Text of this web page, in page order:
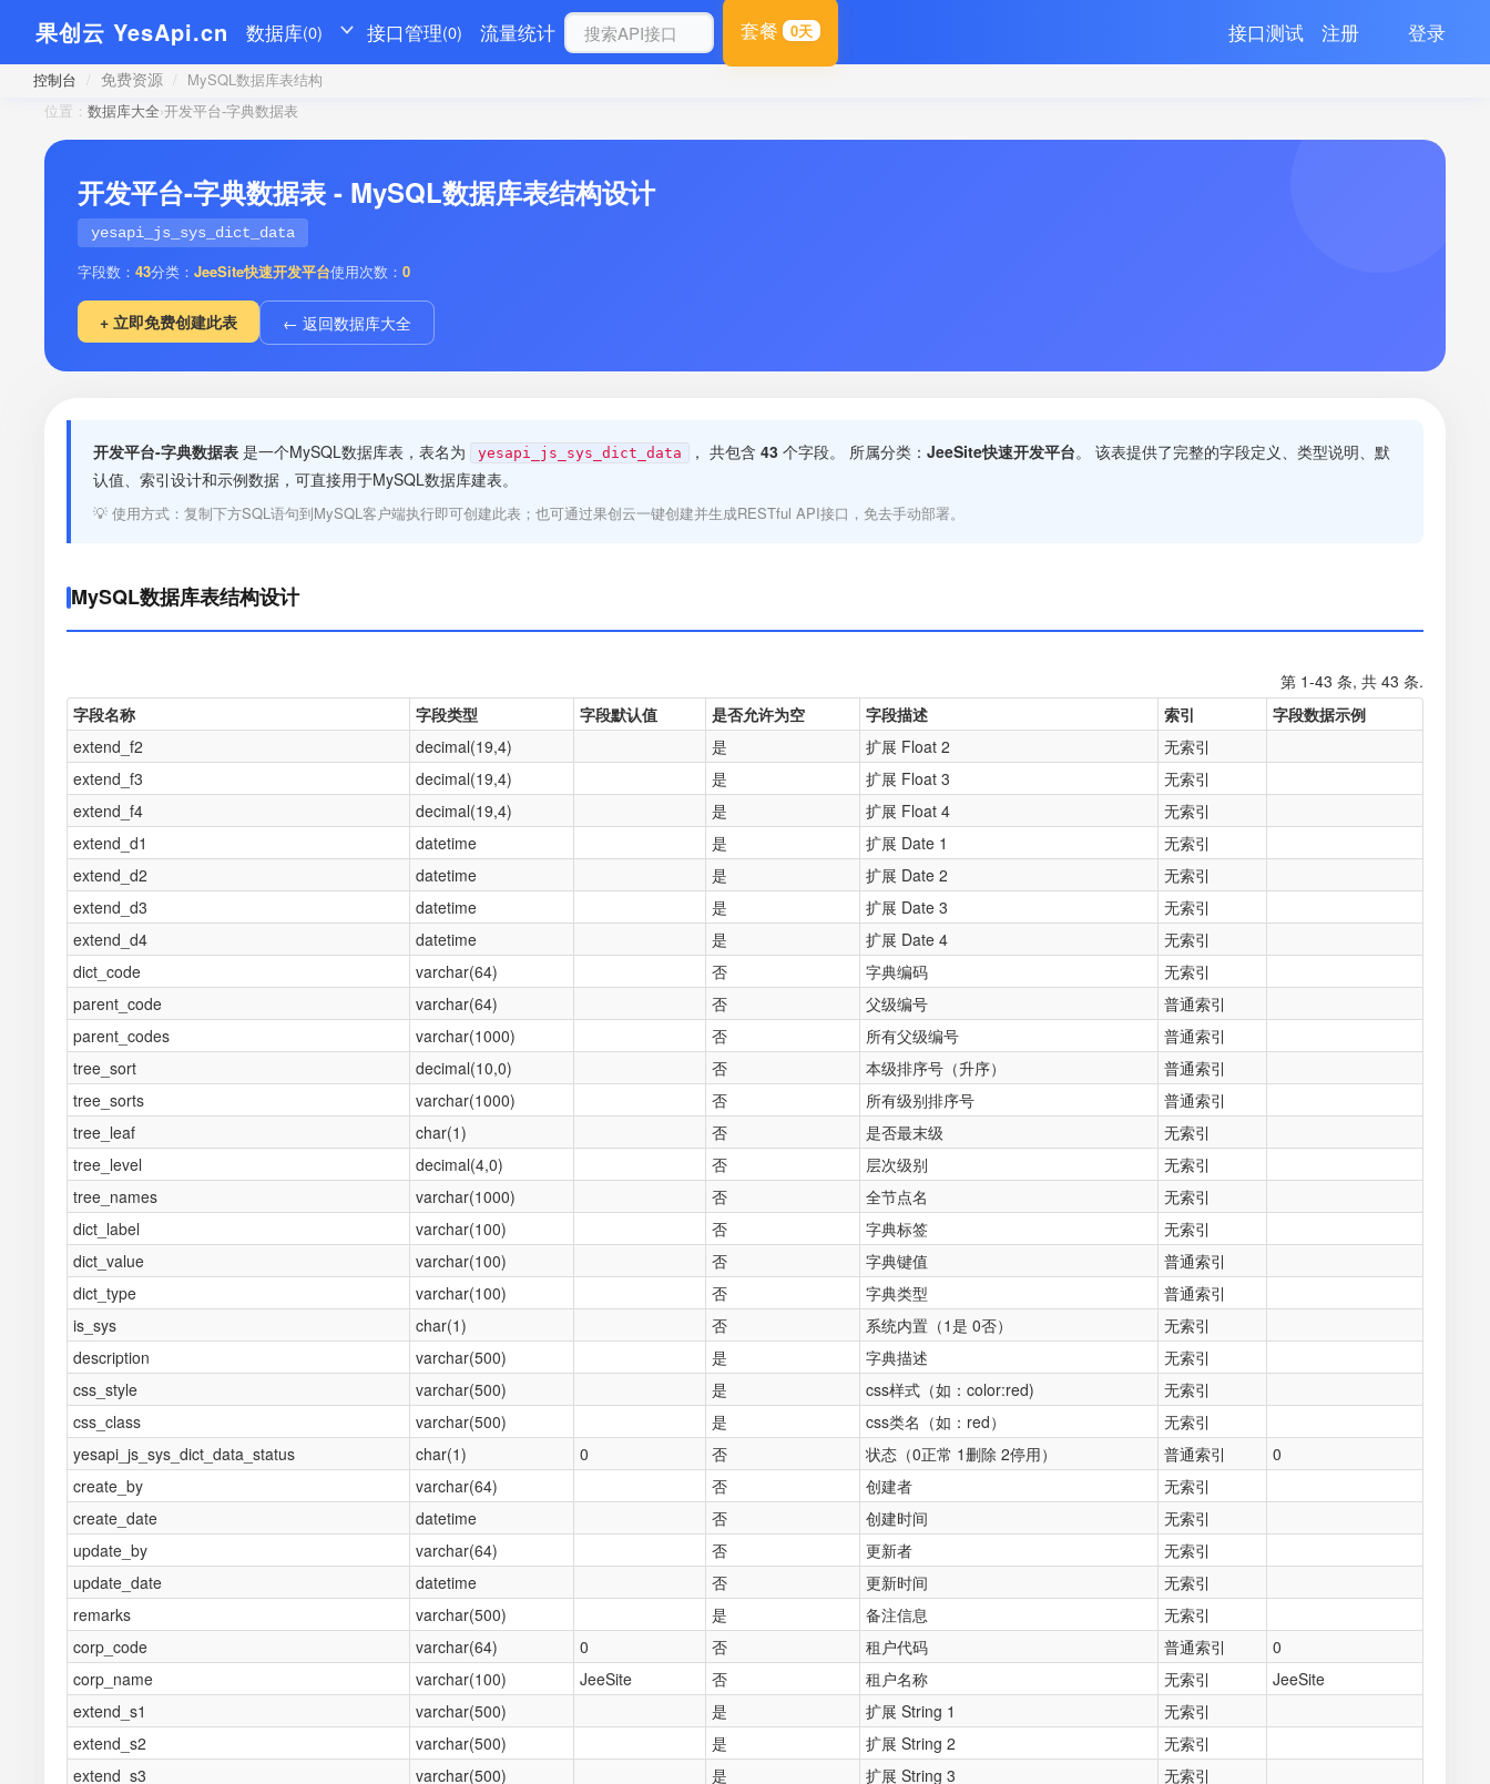
果创云 YesApi.cn 数据库(0) 接口管理(0) 流量统计 套餐 0天 接口测试 注册 登录
控制台 / 免费资源 / MySQL数据库表结构
位置： 数据库大全›开发平台-字典数据表
开发平台-字典数据表 - MySQL数据库表结构设计
yesapi_js_sys_dict_data
字段数： 43分类： JeeSite快速开发平台使用次数： 0
+ 立即免费创建此表 ← 返回数据库大全
开发平台-字典数据表 是一个MySQL数据库表，表名为 yesapi_js_sys_dict_data ， 共包含 43 个字段。 所属分类： JeeSite快速开发平台。 该表提供了完整的字段定义、类型说明、默
认值、索引设计和示例数据，可直接用于MySQL数据库建表。
💡 使用方式：复制下方SQL语句到MySQL客户端执行即可创建此表；也可通过果创云一键创建并生成RESTful API接口，免去手动部署。
MySQL数据库表结构设计
第 1-43 条, 共 43 条.
字段名称
字段类型 字段默认值 是否允许为空 字段描述 索引
字段数据示例
extend_f2
decimal(19,4) 是 扩展 Float 2
无索引
extend_f3
decimal(19,4) 是 扩展 Float 3
无索引
extend_f4
decimal(19,4) 是 扩展 Float 4
无索引
extend_d1
datetime 是 扩展 Date 1
无索引
extend_d2
datetime 是 扩展 Date 2
无索引
extend_d3
datetime 是 扩展 Date 3
无索引
extend_d4
datetime 是 扩展 Date 4
无索引
dict_code
varchar(64) 否 字典编码
无索引
parent_code
varchar(64) 否 父级编号
普通索引
parent_codes
varchar(1000) 否 所有父级编号
普通索引
tree_sort
decimal(10,0) 否 本级排序号（升序）
普通索引
tree_sorts
varchar(1000) 否 所有级别排序号
普通索引
tree_leaf
char(1) 否 是否最末级
无索引
tree_level
decimal(4,0) 否 层次级别
无索引
tree_names
varchar(1000) 否 全节点名
无索引
dict_label
varchar(100) 否 字典标签
无索引
dict_value
varchar(100) 否 字典键值
普通索引
dict_type
varchar(100) 否 字典类型
普通索引
is_sys
char(1) 否 系统内置（1是 0否）
无索引
description
varchar(500) 是 字典描述
无索引
css_style
varchar(500) 是 css样式（如：color:red)
无索引
css_class
varchar(500) 是 css类名（如：red）
无索引
yesapi_js_sys_dict_data_status
char(1) 0 否 状态（0正常 1删除 2停用） 普通索引
0
create_by
varchar(64) 否 创建者
无索引
create_date
datetime 否 创建时间
无索引
update_by
varchar(64) 否 更新者
无索引
update_date
datetime 否 更新时间
无索引
remarks
varchar(500) 是 备注信息
无索引
corp_code
varchar(64) 0 否 租户代码 普通索引
0
corp_name
varchar(100) JeeSite 否 租户名称 无索引
JeeSite
extend_s1
varchar(500) 是 扩展 String 1
无索引
extend_s2
varchar(500) 是 扩展 String 2
无索引
extend_s3
varchar(500) 是 扩展 String 3
无索引